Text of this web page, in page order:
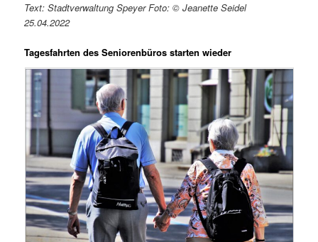
Text: Stadtverwaltung Speyer Foto: © Jeanette Seidel
25.04.2022
Tagesfahrten des Seniorenbüros starten wieder